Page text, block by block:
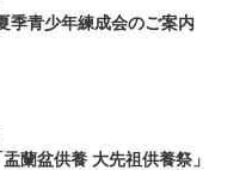
季青少年練成会のご案内
蘭盆供養 大先祖供養祭」